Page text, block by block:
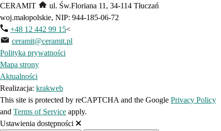
CERAMIT
ul. Św.Floriana 11, 34‑114 Tłuczań
woj.małopolskie, NIP: 944-185-06-72
+48 12 442 99 15<
ceramit@ceramit.pl
Polityka prywatności
Mapa strony
Aktualności
Realizacja: krakweb
This site is protected by reCAPTCHA and the Google Privacy Policy
and Terms of Service apply.
Ustawienia dostępności